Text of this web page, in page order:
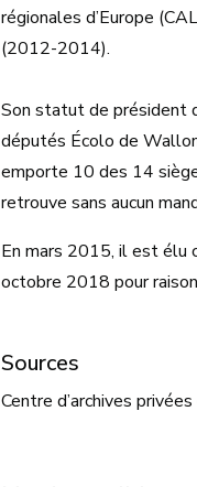
régionales d’Europe
(2012-2014).
Son statut de président
députés Écolo de
emporte 10 des 14
retrouve sans aucun
En mars 2015, il est élu
octobre 2018 pour
Sources
Centre d’archives